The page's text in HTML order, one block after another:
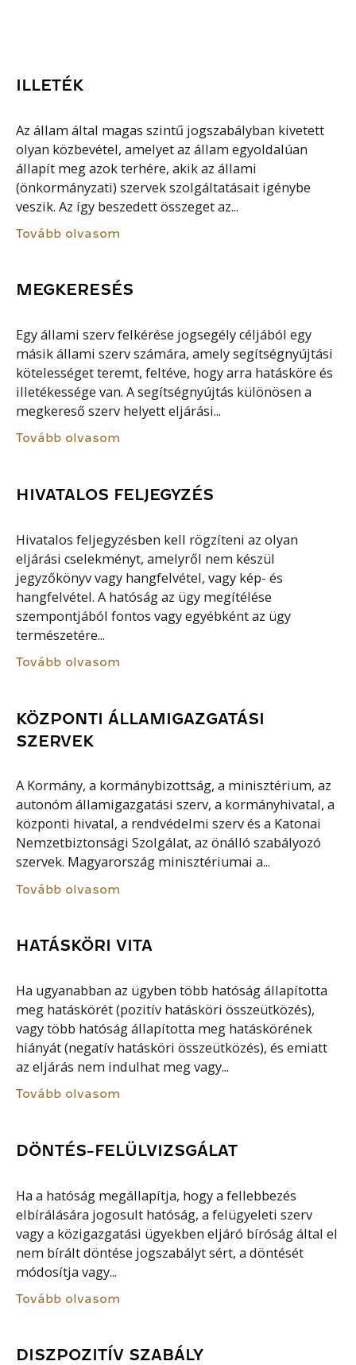
ILLETÉK
Az állam által magas szintű jogszabályban kivetett
olyan közbevétel, amelyet az állam egyoldalúan
állapít meg azok terhére, akik az állami
(önkormányzati) szervek szolgáltatásait igénybe
veszik. Az így beszedett összeget az...
Tovább olvasom
MEGKERESÉS
Egy állami szerv felkérése jogsegély céljából egy
másik állami szerv számára, amely segítségnyújtási
kötelességet teremt, feltéve, hogy arra hatásköre és
illetékessége van. A segítségnyújtás különösen a
megkereső szerv helyett eljárási...
Tovább olvasom
HIVATALOS FELJEGYZÉS
Hivatalos feljegyzésben kell rögzíteni az olyan
eljárási cselekményt, amelyről nem készül
jegyzőkönyv vagy hangfelvétel, vagy kép- és
hangfelvétel. A hatóság az ügy megítélése
szempontjából fontos vagy egyébként az ügy
természetére...
Tovább olvasom
KÖZPONTI ÁLLAMIGAZGATÁSI
SZERVEK
A Kormány, a kormánybizottság, a minisztérium, az
autonóm államigazgatási szerv, a kormányhivatal, a
központi hivatal, a rendvédelmi szerv és a Katonai
Nemzetbiztonsági Szolgálat, az önálló szabályozó
szervek. Magyarország minisztériumai a...
Tovább olvasom
HATÁSKÖRI VITA
Ha ugyanabban az ügyben több hatóság állapította
meg hatáskörét (pozitív hatásköri összeütközés),
vagy több hatóság állapította meg hatáskörének
hiányát (negatív hatásköri összeütközés), és emiatt
az eljárás nem indulhat meg vagy...
Tovább olvasom
DÖNTÉS-FELÜLVIZSGÁLAT
Ha a hatóság megállapítja, hogy a fellebbezés
elbírálására jogosult hatóság, a felügyeleti szerv
vagy a közigazgatási ügyekben eljáró bíróság által el
nem bírált döntése jogszabályt sért, a döntését
módosítja vagy...
Tovább olvasom
DISZPOZITÍV SZABÁLY